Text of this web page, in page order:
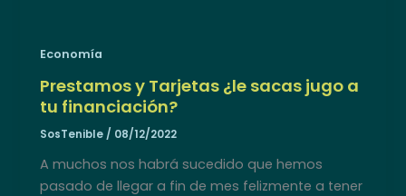
Economía
Prestamos y Tarjetas ¿le sacas jugo a
tu financiación?
SosTenible / 08/12/2022
A muchos nos habrá sucedido que hemos
pasado de llegar a fin de mes felizmente a tener